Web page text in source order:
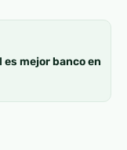
es mejor banco en